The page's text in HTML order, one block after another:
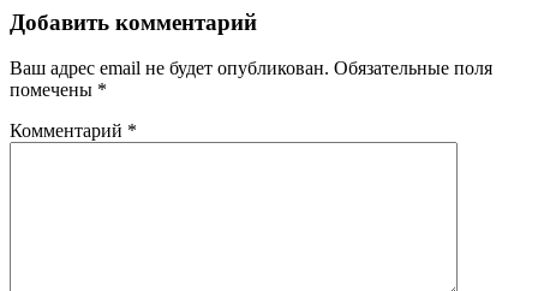
Добавить комментарий
Ваш адрес email не будет опубликован. Обязательные поля
помечены *
Комментарий *